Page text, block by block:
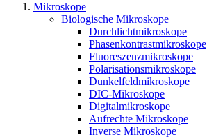
Mikroskope
Biologische Mikroskope
Durchlichtmikroskope
Phasenkontrastmikroskope
Fluoreszenzmikroskope
Polarisationsmikroskope
Dunkelfeldmikroskope
DIC-Mikroskope
Digitalmikroskope
Aufrechte Mikroskope
Inverse Mikroskope